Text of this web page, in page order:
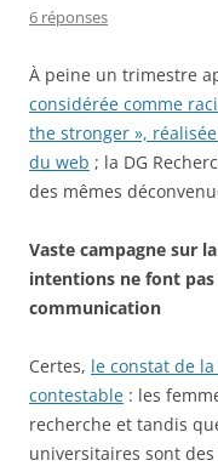
6 réponses
À peine un trimestre
considérée comme
the stronger »,
du web ; la DG
des mêmes
Vaste campagne sur
intentions ne font
communication
Certes, le constat de
contestable : les
recherche et tandis
universitaires sont